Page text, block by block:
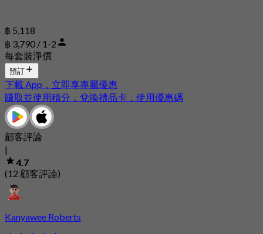
฿ 5,118
฿ 3,790 / 1-2
每套裝淨價
預訂
下載 App，立即享專屬優惠
賺取並使用積分，兌換禮品卡，使用優惠碼
顧客評論
|
4.7
(12 顧客評論)
Kanyawee Roberts